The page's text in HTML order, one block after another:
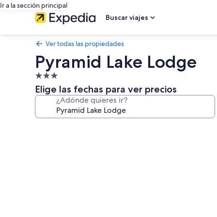
Ir a la sección principal
Buscar viajes
Ver todas las propiedades
Pyramid Lake Lodge
Propiedad
de
3.0
estrellas
Elige las fechas para ver precios
¿Adónde quieres ir?